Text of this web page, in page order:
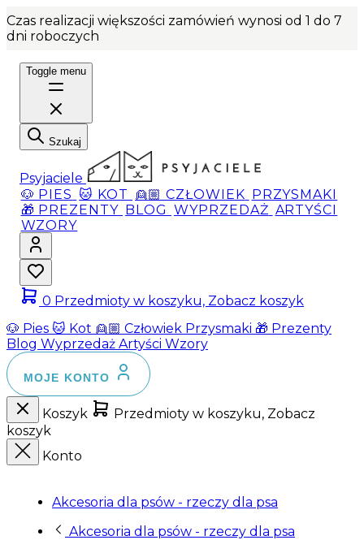
Czas realizacji większości zamówień wynosi od 1 do 7
dni roboczych
Toggle menu
Szukaj
Psyjaciele
🐶 PIES 🐱 KOT 👱🏼 CZŁOWIEK PRZYSMAKI
🎁 PREZENTY BLOG WYPRZEDAŻ ARTYŚCI
WZORY
0 Przedmioty w koszyku, Zobacz koszyk
🐶 Pies 🐱 Kot 👱🏼 Człowiek Przysmaki 🎁 Prezenty
Blog Wyprzedaż Artyści Wzory
MOJE KONTO
Koszyk
Przedmioty w koszyku, Zobacz
koszyk
Konto
Akcesoria dla psów - rzeczy dla psa
Akcesoria dla psów - rzeczy dla psa